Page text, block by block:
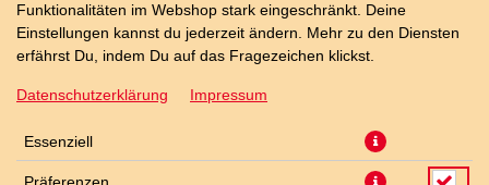
Funktionalitäten im Webshop stark eingeschränkt. Deine
Einstellungen kannst du jederzeit ändern. Mehr zu den Diensten
erfährst Du, indem Du auf das Fragezeichen klickst.
Datenschutzerklärung Impressum
Essenziell